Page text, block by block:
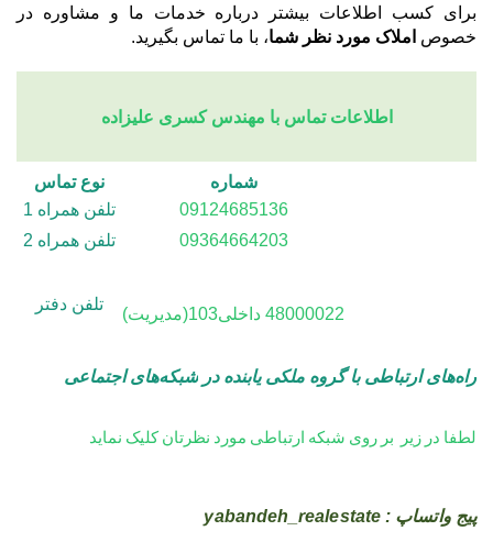
برای کسب اطلاعات بیشتر درباره خدمات ما و مشاوره در
خصوص املاک مورد نظر شما، با ما تماس بگیرید.
اطلاعات تماس با مهندس کسری علیزاده
نوع تماس
شماره
تلفن همراه 1
09124685136
تلفن همراه 2
09364664203
تلفن دفتر
48000022 داخلی103(مدیریت)
راه‌های ارتباطی با گروه ملکی یابنده در شبکه‌های اجتماعی
لطفا در زیر بر روی شبکه ارتباطی مورد نظرتان کلیک نماید
پیج واتساپ : yabandeh_realestate